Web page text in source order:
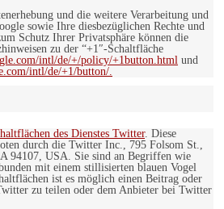
und die weitere Verarbeitung und
sowie Ihre diesbezüglichen Rechte und
Schutz Ihrer Privatsphäre können die
zu der “+1″-Schaltfläche
intl/de/+/policy/+1button.html und
intl/de/+1/button/.
des Dienstes Twitter. Diese
durch die Twitter Inc., 795 Folsom St.,
94107, USA. Sie sind an Begriffen wie
mit einem stillisierten blauen Vogel
ist es möglich einen Beitrag oder
zu teilen oder dem Anbieter bei Twitter